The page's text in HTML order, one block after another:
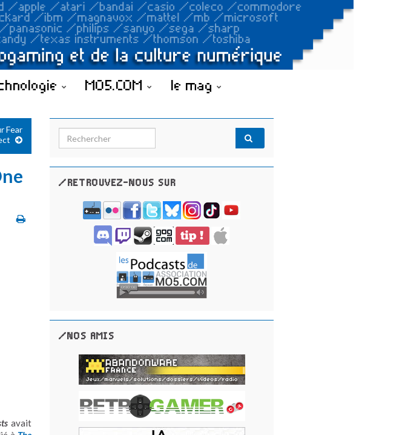
MO5.COM le mag
Fear
avait
Search for:
/RETROUVEZ-NOUS SUR
/NOS AMIS